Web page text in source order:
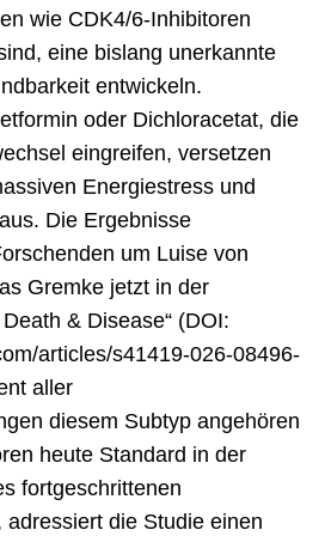
wie CDK4/6-Inhibitoren
eine bislang unerkannte
entwickeln.
oder Dichloracetat, die
eingreifen, versetzen
Energiestress und
Die Ergebnisse
um Luise von
Gremke jetzt in der
& Disease“ (DOI:
articles/s41419-026-08496-
aller
diesem Subtyp angehören
heute Standard in der
fortgeschrittenen
die Studie einen